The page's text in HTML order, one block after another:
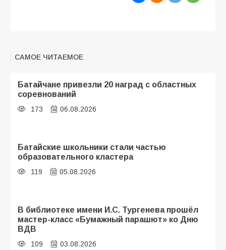
САМОЕ ЧИТАЕМОЕ
Батайчане привезли 20 наград с областных
соревнований
173 06.08.2026
Батайские школьники стали частью
образовательного кластера
119 05.08.2026
В библиотеке имени И.С. Тургенева прошёл
мастер-класс «Бумажный парашют» ко Дню
ВДВ
109 03.08.2026